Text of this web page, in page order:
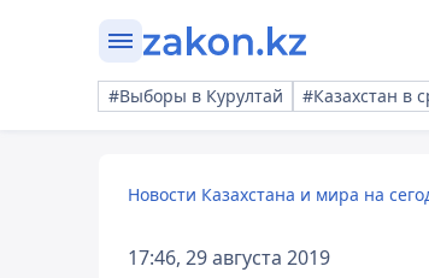
#Выборы в Курултай #Казахстан в
Новости Казахстана и мира на
17:46, 29 августа 2019